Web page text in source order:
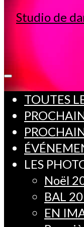
TOUTES
LES
Noël
BAL
EN